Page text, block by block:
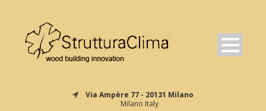
Via Ampère 77 - 20131 Milano
Milano Italy